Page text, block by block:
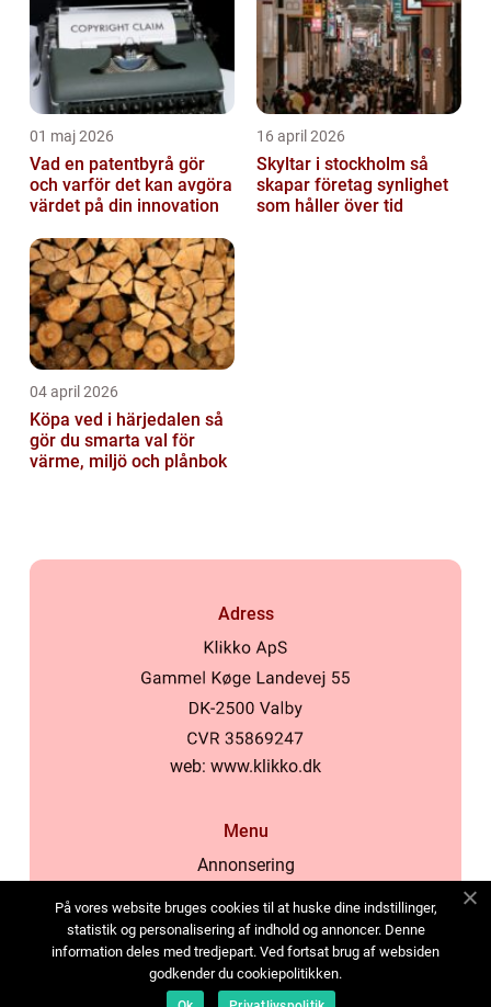
01 maj 2026
Vad en patentbyrå gör
och varför det kan avgöra
värdet på din innovation
16 april 2026
Skyltar i stockholm så
skapar företag synlighet
som håller över tid
04 april 2026
Köpa ved i härjedalen så
gör du smarta val för
värme, miljö och plånbok
Adress
web: www.klikko.dk
Menu
Annonsering
Cookies
Kontakta oss
Sitemap
På vores website bruges cookies til at huske dine indstillinger,
statistik og personalisering af indhold og annoncer. Denne
information deles med tredjepart. Ved fortsat brug af websiden
godkender du cookiepolitikken.